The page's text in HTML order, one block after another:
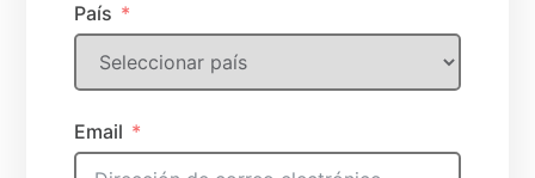
País
Email